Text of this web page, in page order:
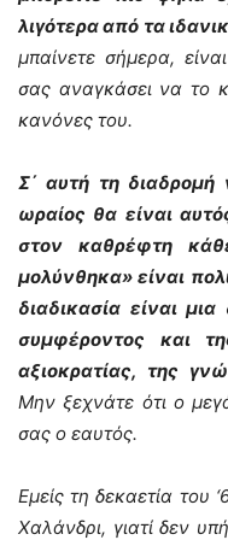
λιγότερα από τα
μπαίνετε σήμερα,
σας αναγκάσει να το
κανόνες του.
Σ΄ αυτή τη
ωραίος θα είναι
στον καθρέφτη
μολύνθηκα» είναι
διαδικασία είναι
συμφέροντος και
αξιοκρατίας, της
Μην ξεχνάτε ότι ο
σας ο εαυτός.
Εμείς τη δεκαετία του
Χαλάνδρι, γιατί δεν